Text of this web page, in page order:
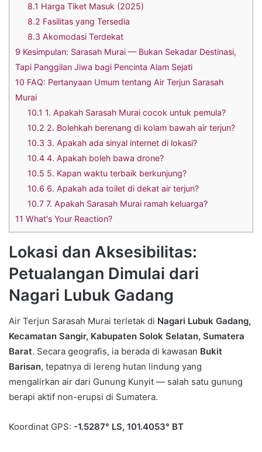
8.1 Harga Tiket Masuk (2025)
8.2 Fasilitas yang Tersedia
8.3 Akomodasi Terdekat
9 Kesimpulan: Sarasah Murai — Bukan Sekadar Destinasi,
Tapi Panggilan Jiwa bagi Pencinta Alam Sejati
10 FAQ: Pertanyaan Umum tentang Air Terjun Sarasah
Murai
10.1 1. Apakah Sarasah Murai cocok untuk pemula?
10.2 2. Bolehkah berenang di kolam bawah air terjun?
10.3 3. Apakah ada sinyal internet di lokasi?
10.4 4. Apakah boleh bawa drone?
10.5 5. Kapan waktu terbaik berkunjung?
10.6 6. Apakah ada toilet di dekat air terjun?
10.7 7. Apakah Sarasah Murai ramah keluarga?
11 What's Your Reaction?
Lokasi dan Aksesibilitas:
Petualangan Dimulai dari
Nagari Lubuk Gadang
Air Terjun Sarasah Murai terletak di Nagari Lubuk Gadang,
Kecamatan Sangir, Kabupaten Solok Selatan, Sumatera
Barat. Secara geografis, ia berada di kawasan Bukit
Barisan, tepatnya di lereng hutan lindung yang
mengalirkan air dari Gunung Kunyit — salah satu gunung
berapi aktif non-erupsi di Sumatera.
Koordinat GPS: -1.5287° LS, 101.4053° BT